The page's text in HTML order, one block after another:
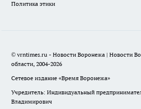
Политика этики
© vrntimes.ru - Новости Воронежа | Новости
области, 2004-2026
Сетевое издание «Время Воронежа»
Учредитель: Индивидуальный
Владимирович